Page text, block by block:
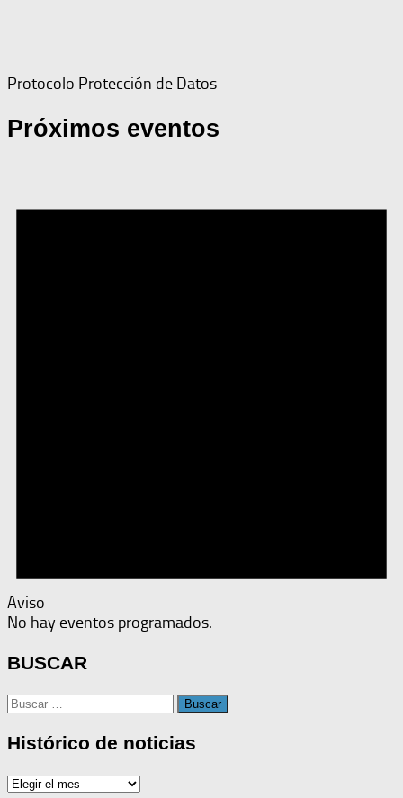
Protocolo Protección de Datos
Próximos eventos
Aviso
No hay eventos programados.
BUSCAR
Buscar:
Histórico de noticias
Histórico